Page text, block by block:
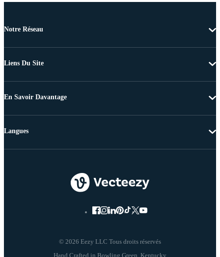
Notre Réseau
Liens Du Site
En Savoir Davantage
© 2026 Eezy LLC Tous droits réservés
Langues